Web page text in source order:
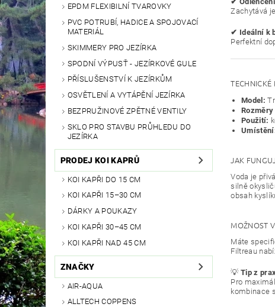
EPDM FLEXIBILNÍ TVAROVKY
PVC POTRUBÍ, HADICE A SPOJOVACÍ
MATERIÁL
SKIMMERY PRO JEZÍRKA
SPODNÍ VÝPUSŤ - JEZÍRKOVÉ GULE
PŘÍSLUŠENSTVÍ K JEZÍRKŮM
OSVĚTLENÍ A VYTÁPĚNÍ JEZÍRKA
BEZPRUŽINOVÉ ZPĚTNÉ VENTILY
SKLO PRO STAVBU PRŮHLEDU DO
JEZÍRKA
PRODEJ KOI KAPRŮ
KOI KAPŘI DO 15 CM
KOI KAPŘI 15–30 CM
DÁRKY A POUKAZY
KOI KAPŘI 30–45 CM
KOI KAPŘI NAD 45 CM
ZNAČKY
AIR-AQUA
ALLTECH COPPENS
Zachytává
✔ Ideální k
Perfektní
TECHNICKÉ
Model:
Rozměry
Použití:
JAK
Voda je
silně
obsah
MOŽNOST
Máte
Filtreau
💡Tip z
Pro
kombinace